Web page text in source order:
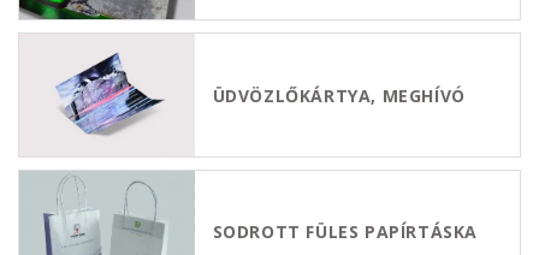
ÜDVÖZLŐKÁRTYA, MEGHÍVÓ
SODROTT FÜLES PAPÍRTÁSKA